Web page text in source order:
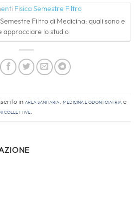
Filtro di Medicina: quali sono e
approcciare lo studio
in Area sanitaria, Medicina e Odontoiatria e
collettive.